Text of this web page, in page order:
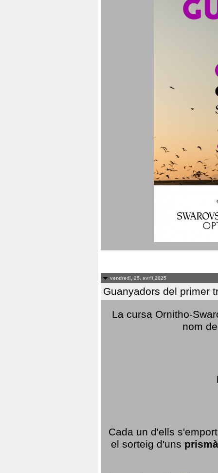
vendredi, 25. avril 2025
Guanyadors del primer
La cursa Ornitho-
nom
Cada un d'ells
el sorteig d'uns